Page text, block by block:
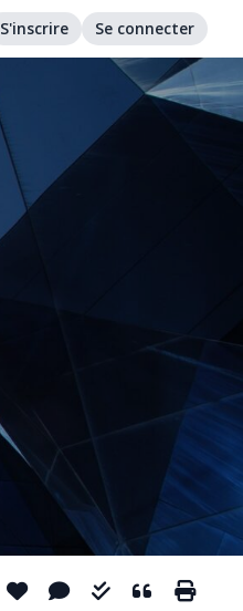
S'inscrire Se connecter